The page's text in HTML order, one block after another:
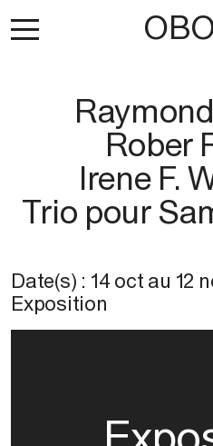
Rober
Irene F.
Trio pour
Date(s) : 14 oct au 12
Exposition